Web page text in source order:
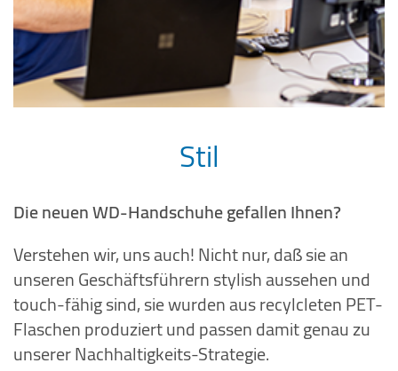
Stil
Die neuen WD-Handschuhe gefallen Ihnen?
Verstehen wir, uns auch! Nicht nur, daß sie an
unseren Geschäftsführern stylish aussehen und
touch-fähig sind, sie wurden aus recylcleten PET-
Flaschen produziert und passen damit genau zu
unserer Nachhaltigkeits-Strategie.